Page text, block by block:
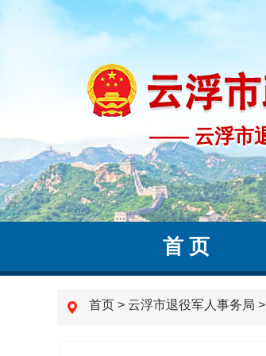
—— 云浮市
—— 云浮市
首 页
首页 > 云浮市退役军人事务局 >